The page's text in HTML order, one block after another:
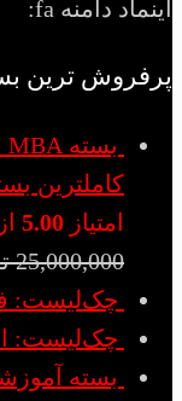
اینماد دامنه fa:
پرفروش ترین
کاملترین
امتیاز 5.00 از 5
25,000,000
چک‌لیست:
چک‌لیست: